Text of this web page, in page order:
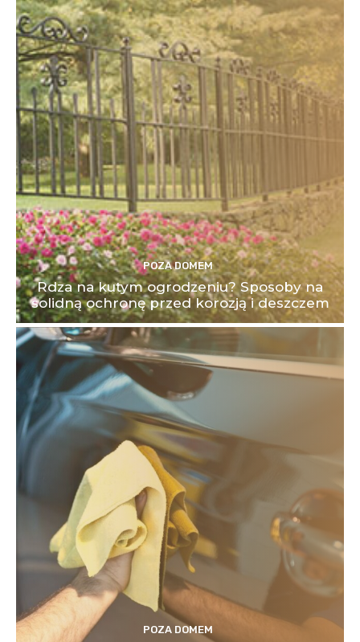
POZA DOMEM
Rdza na kutym ogrodzeniu? Sposoby na
solidną ochronę przed korozją i deszczem
POZA DOMEM